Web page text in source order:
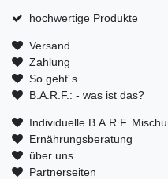
hochwertige Produkte
Versand
Zahlung
So geht´s
B.A.R.F.: - was ist das?
Individuelle B.A.R.F.
Ernährungsberatung
über uns
Partnerseiten